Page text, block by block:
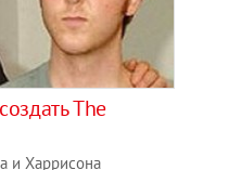
The
и Харрисона